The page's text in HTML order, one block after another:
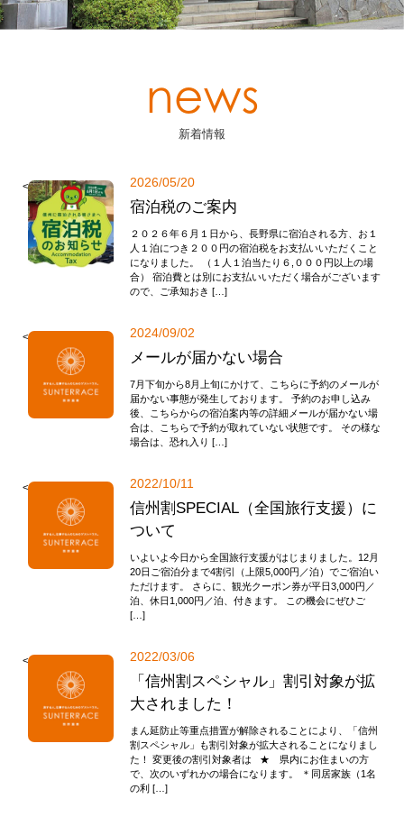
news
新着情報
< 2026/05/20
宿泊税のご案内
２０２６年６月１日から、長野県に宿泊される方、お１
人１泊につき２００円の宿泊税をお支払いいただくこと
になりました。 （１人１泊当たり６,０００円以上の場
合） 宿泊費とは別にお支払いいただく場合がございます
ので、ご承知おき […]
< 2024/09/02
メールが届かない場合
7月下旬から8月上旬にかけて、こちらに予約のメールが
届かない事態が発生しております。 予約のお申し込み
後、こちらからの宿泊案内等の詳細メールが届かない場
合は、こちらで予約が取れていない状態です。 その様な
場合は、恐れ入り […]
< 2022/10/11
信州割SPECIAL（全国旅行支援）に
ついて
いよいよ今日から全国旅行支援がはじまりました。12月
20日ご宿泊分まで4割引（上限5,000円／泊）でご宿泊い
ただけます。 さらに、観光クーポン券が平日3,000円／
泊、休日1,000円／泊、付きます。 この機会にぜひご
[…]
< 2022/03/06
「信州割スペシャル」割引対象が拡
大されました！
まん延防止等重点措置が解除されることにより、「信州
割スペシャル」も割引対象が拡大されることになりまし
た！ 変更後の割引対象者は ★ 県内にお住まいの方
で、次のいずれかの場合になります。 ＊同居家族（1名
の利 […]